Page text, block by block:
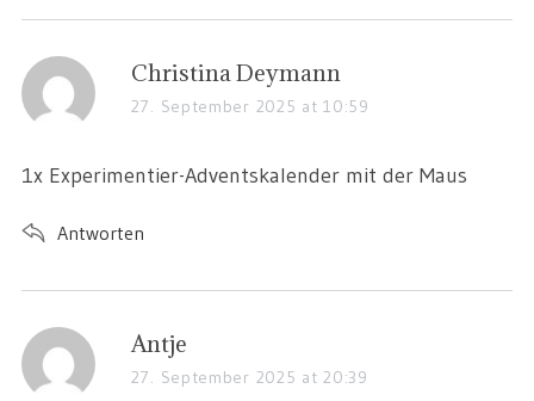
Christina Deymann
27. September 2025 at 10:59
1x Experimentier-Adventskalender mit der Maus
Antworten
Antje
27. September 2025 at 20:39